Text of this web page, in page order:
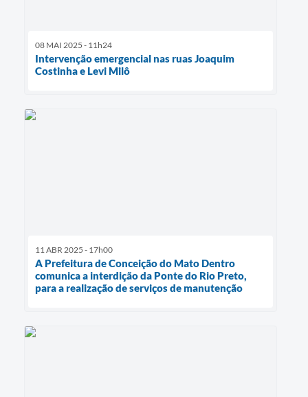
08 MAI 2025 - 11h24
Intervenção emergencial nas ruas Joaquim
Costinha e Levi Milô
11 ABR 2025 - 17h00
A Prefeitura de Conceição do Mato Dentro
comunica a interdição da Ponte do Rio Preto,
para a realização de serviços de manutenção